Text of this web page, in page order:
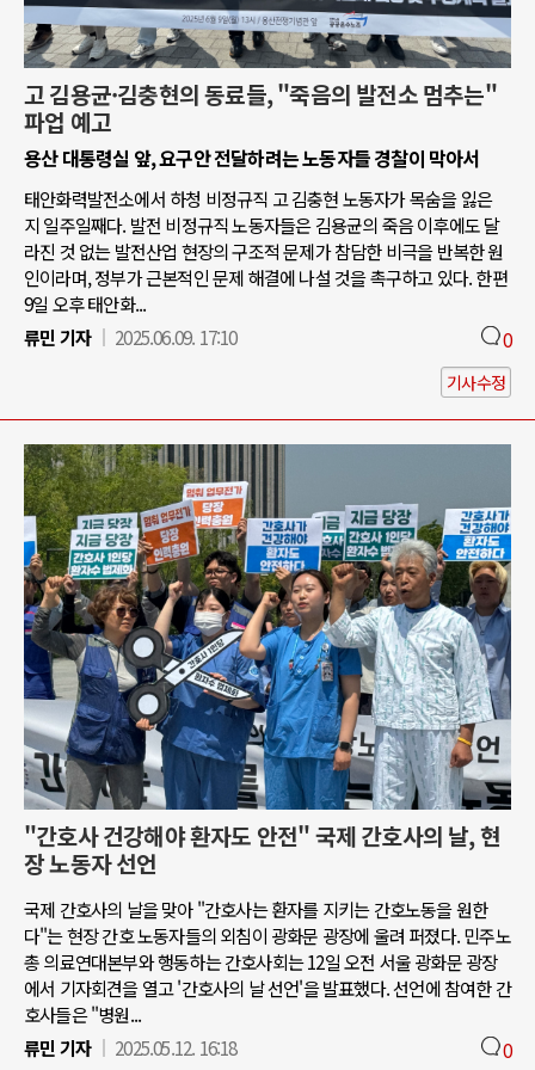
고 김용균·김충현의 동료들, "죽음의 발전소 멈추는"
파업 예고
용산 대통령실 앞, 요구안 전달하려는 노동자들 경찰이 막아서
태안화력발전소에서 하청 비정규직 고 김충현 노동자가 목숨을 잃은
지 일주일째다. 발전 비정규직 노동자들은 김용균의 죽음 이후에도 달
라진 것 없는 발전산업 현장의 구조적 문제가 참담한 비극을 반복한 원
인이라며, 정부가 근본적인 문제 해결에 나설 것을 촉구하고 있다. 한편
9일 오후 태안화...
류민 기자
2025.06.09. 17:10 0
기사수정
"간호사 건강해야 환자도 안전" 국제 간호사의 날, 현
장 노동자 선언
국제 간호사의 날을 맞아 "간호사는 환자를 지키는 간호노동을 원한
다"는 현장 간호 노동자들의 외침이 광화문 광장에 울려 퍼졌다. 민주노
총 의료연대본부와 행동하는 간호사회는 12일 오전 서울 광화문 광장
에서 기자회견을 열고 '간호사의 날 선언'을 발표했다. 선언에 참여한 간
호사들은 "병원...
류민 기자
2025.05.12. 16:18 0